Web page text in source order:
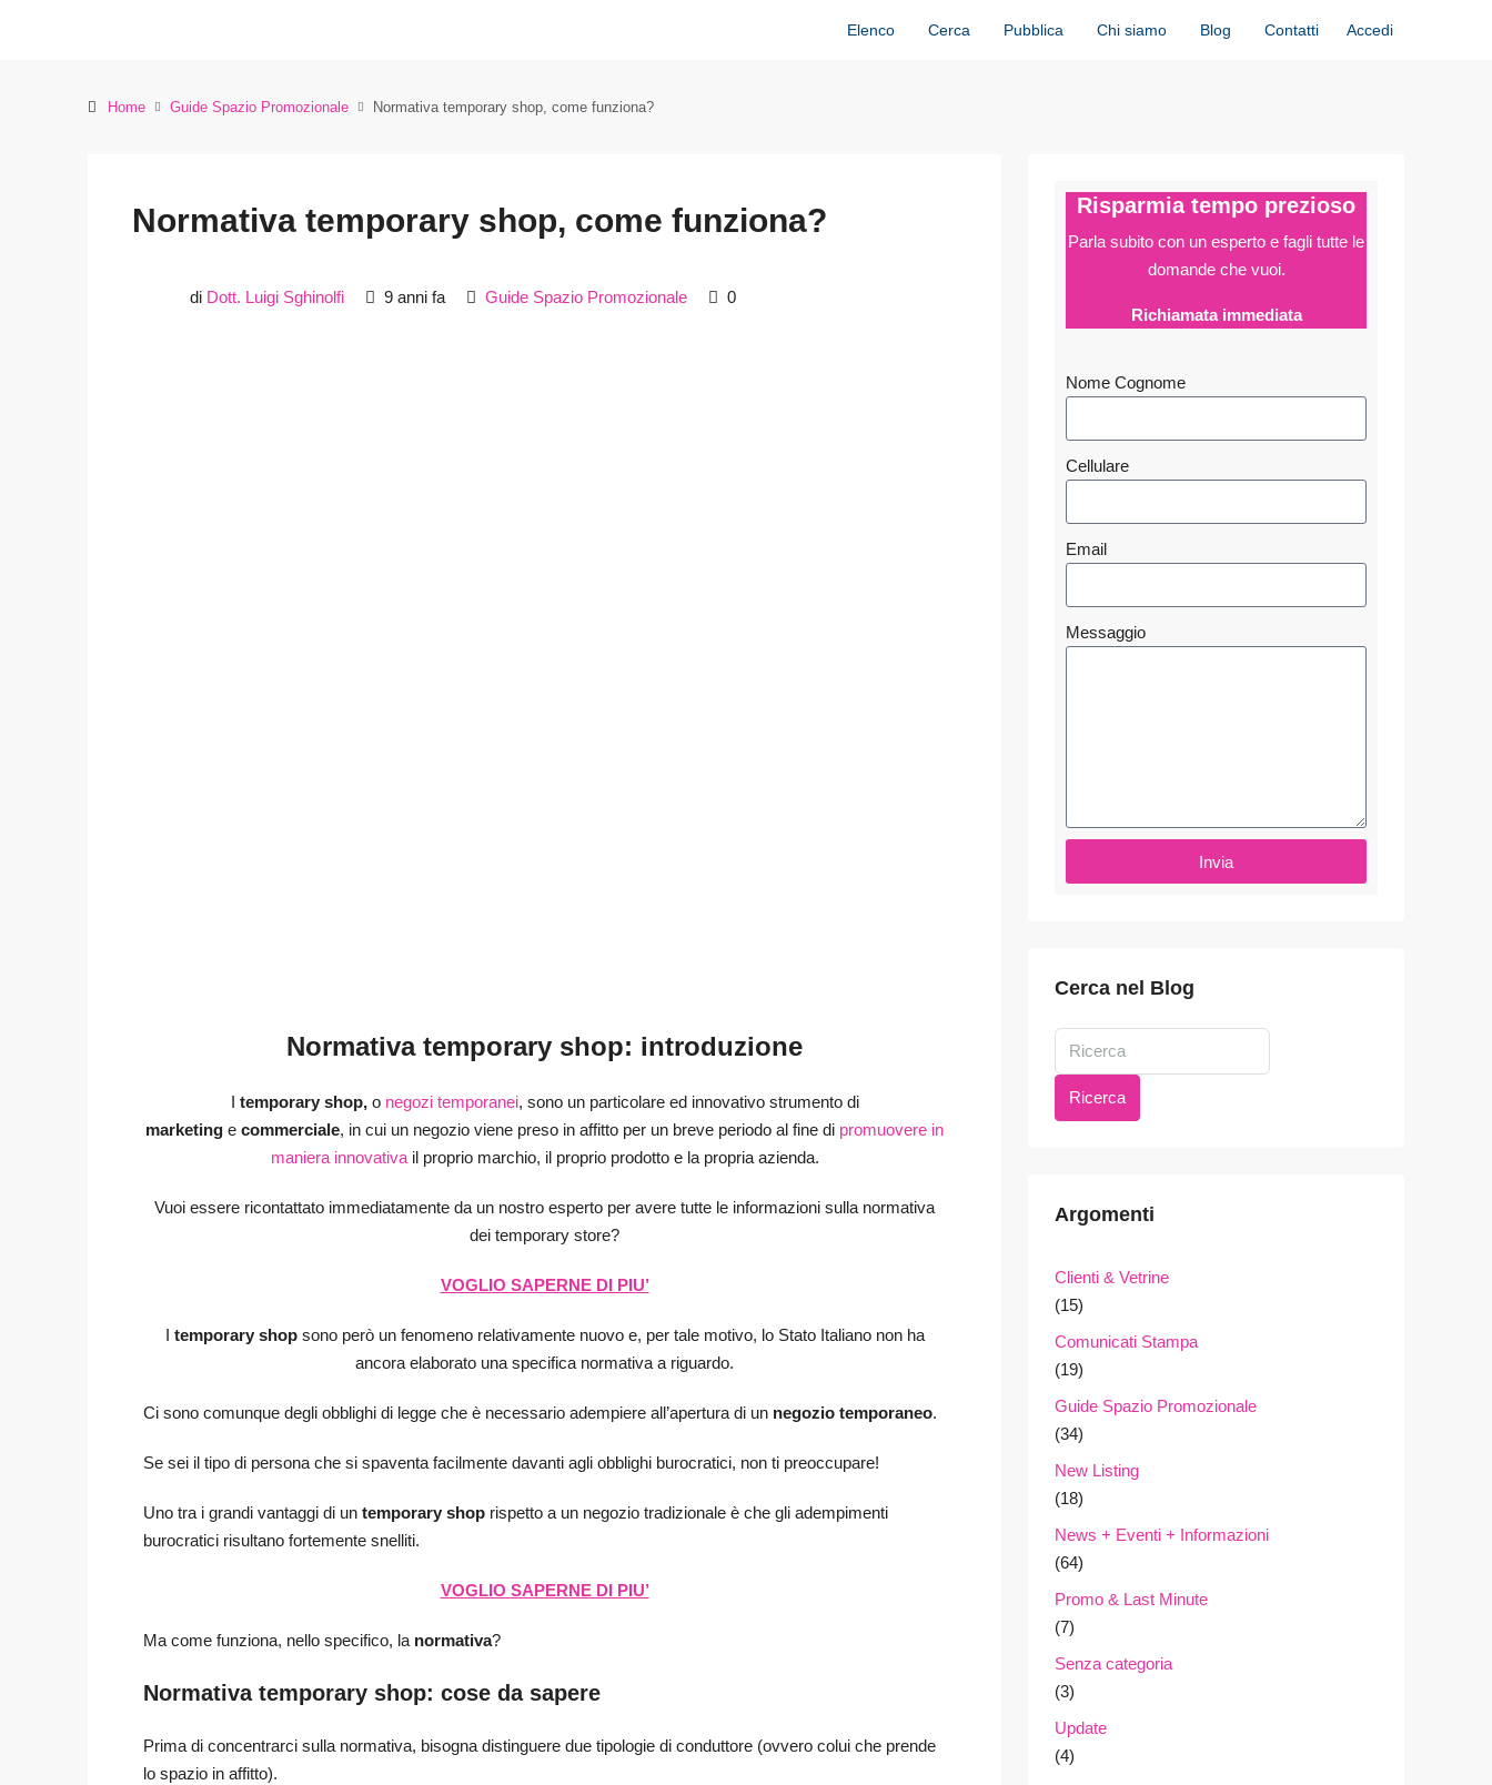
Elenco Cerca Pubblica Chi siamo Blog Contatti Accedi
Home Guide Spazio Promozionale Normativa temporary shop, come funziona?
Normativa temporary shop, come funziona?
di Dott. Luigi Sghinolfi 9 anni fa Guide Spazio Promozionale 0
Normativa temporary shop: introduzione
I temporary shop, o negozi temporanei, sono un particolare ed innovativo strumento di
marketing e commerciale, in cui un negozio viene preso in affitto per un breve periodo al fine di promuovere in
maniera innovativail proprio marchio, il proprio prodotto e la propria azienda.
Vuoi essere ricontattato immediatamente da un nostro esperto per avere tutte le informazioni sulla normativa
dei temporary store?
VOGLIO SAPERNE DI PIU’
I temporary shopsono però un fenomeno relativamente nuovo e, per tale motivo, lo Stato Italiano non ha
ancora elaborato una specifica normativa a riguardo.
Ci sono comunque degli obblighi di legge che è necessario adempiere all’apertura di un negozio temporaneo.
Se sei il tipo di persona che si spaventa facilmente davanti agli obblighi burocratici, non ti preoccupare!
Uno tra i grandi vantaggi di un temporary shop rispetto a un negozio tradizionale è che gli adempimenti
burocratici risultano fortemente snelliti.
VOGLIO SAPERNE DI PIU’
Ma come funziona, nello specifico, la normativa?
Normativa temporary shop: cose da sapere
Prima di concentrarci sulla normativa, bisogna distinguere due tipologie di conduttore (ovvero colui che prende
lo spazio in affitto).
Risparmia tempo prezioso
Parla subito con un esperto e fagli tutte le
domande che vuoi.
Richiamata immediata
Nome Cognome
Cellulare
Email
Messaggio
Invia
Cerca nel Blog
Ricerca
Argomenti
Clienti & Vetrine
(15)
Comunicati Stampa
(19)
Guide Spazio Promozionale
(34)
New Listing
(18)
News + Eventi + Informazioni
(64)
Promo & Last Minute
(7)
Senza categoria
(3)
Update
(4)